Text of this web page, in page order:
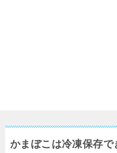
かまぼこは冷凍保存で